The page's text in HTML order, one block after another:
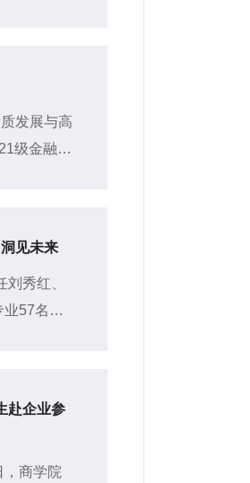
发展与高
级金融工
见未来
秀红、
57名学
赴企业参
，商学院